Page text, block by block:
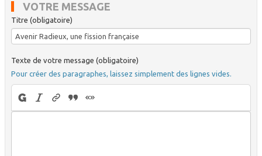
VOTRE MESSAGE
Titre (obligatoire)
Texte de votre message (obligatoire)
Pour créer des paragraphes, laissez simplement des lignes vides.